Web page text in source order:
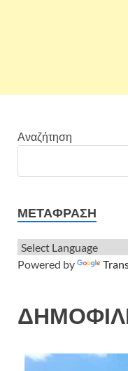
Αναζήτηση
ΜΕΤΆΦΡΑΣΗ
Powered by